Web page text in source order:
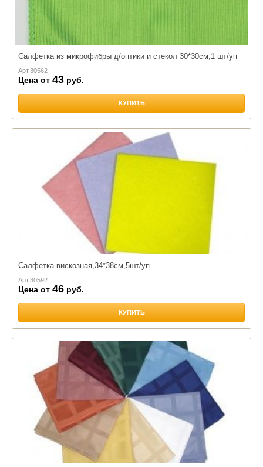
45*45 см.
Салфетка из микрофибры д/оптики и стекол 30*30см,1 шт/уп
Арт.30562
Цена от 43 руб.
КУПИТЬ
Салфетка вискозная,34*38см,5шт/уп
Арт.30592
Цена от 46 руб.
КУПИТЬ